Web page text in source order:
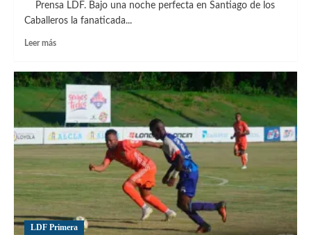
Prensa LDF. Bajo una noche perfecta en Santiago de los
Caballeros la fanaticada...
Leer másLeer
Cibao
FC
campeón
del Torneo
Clausura
LDF
LDF Primera